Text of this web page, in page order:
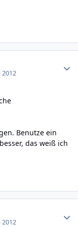
2012
Benutze ein
das weiß ich
2012